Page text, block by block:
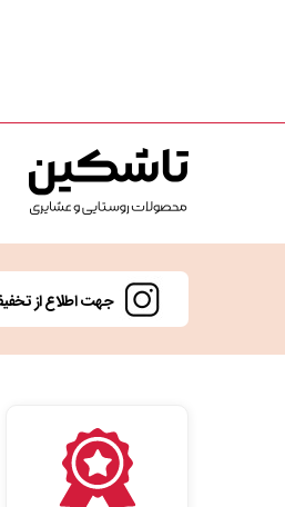
جهت اطلاع از